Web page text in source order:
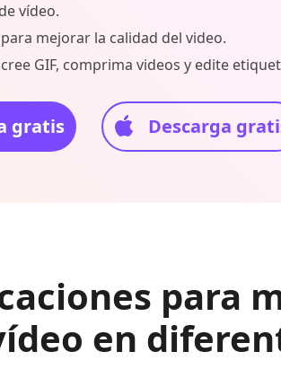
vídeo.
mejorar la calidad del video.
GIF, comprima videos y edite
gratis Descarga
para
en